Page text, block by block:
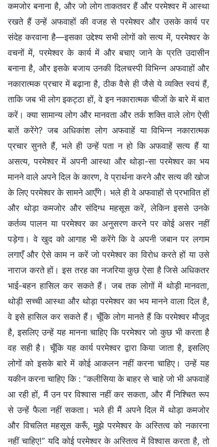
कमजोर बनाना है, और जो लोग ताकतवर हैं और परमेश्वर में आस्था
रखते हैं उन्हें अफवाहों की वजह से परमेश्वर और उसके कार्य पर
संदेह करवाना है—इसका उद्देश्य सभी लोगों को सत्य में, परमेश्वर के
वचनों में, परमेश्वर के कार्य में और बचाए जाने के प्रति उदासीन
बनाना है, और इसके बजाय उनकी दिलचस्पी विभिन्न अफवाहों और
नकारात्मक प्रचार में बढ़ाना है, ठीक वैसे ही जैसे ये व्यक्ति स्वयं हैं,
ताकि जब भी लोग इकट्ठा हों, वे इन नकारात्मक चीजों के बारे में बात
करें। क्या सामान्य लोग और मानवता और तर्क शक्ति वाले लोग ऐसी
बातें करेंगे? जब अधिकांश लोग अफवाहें या विभिन्न नकारात्मक
प्रचार सुनते हैं, भले ही उन्हें पता न हो कि अफवाहें सत्य हैं या
असत्य, परमेश्वर में अपनी आस्था और थोड़ा-सा परमेश्वर का भय
मानने वाले अपने दिल के कारण, वे प्रार्थना करने और सत्य की खोज
के लिए परमेश्वर के सामने आएँगे। भले ही वे अफवाहों से प्रभावित हों
और थोड़ा कमजोर और संदिग्ध महसूस करें, लेकिन इससे उनके
कर्तव्य पालन या परमेश्वर का अनुसरण करने पर कोई असर नहीं
पड़ेगा। वे खुद को आगाह भी करेंगे कि वे अपनी जबान पर लगाम
लगाएँ और ऐसे काम न करें जो परमेश्वर का विरोध करते हों या उसे
नाराज करते हों। इस तरह का नजरिया कुछ ऐसा है जिसे अधिकतर
भाई-बहन हासिल कर सकते हैं। जब तक लोगों में थोड़ी मानवता,
थोड़ी सच्ची आस्था और थोड़ा परमेश्वर का भय मानने वाला दिल है,
वे इसे हासिल कर सकते हैं। चूँकि लोग मानते हैं कि परमेश्वर मौजूद
है, इसलिए उन्हें यह मानना चाहिए कि परमेश्वर जो कुछ भी करता है
वह सही है। चूँकि यह कार्य परमेश्वर द्वारा किया जाता है, इसलिए
लोगों को इसके बारे में कोई आकलन नहीं करना चाहिए। उन्हें यह
यकीन करना चाहिए कि : “कलीसिया के बाहर से चाहे जो भी अफवाहें
आ रही हों, मैं उन पर विश्वास नहीं कर सकता, और मैं निश्चित रूप
से उन्हें फैला नहीं सकता। भले ही मैं अपने दिल में थोड़ा कमजोर
और विचलित महसूस करूँ, मुझे परमेश्वर के अस्तित्व को नकारना
नहीं चाहिए!” यदि कोई परमेश्वर के अस्तित्व में विश्वास करता है, तो